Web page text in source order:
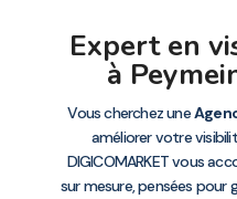
Expert en
à
Vous cherchez une
améliorer votre
DIGICOMARKET vous
sur mesure, pensées pour